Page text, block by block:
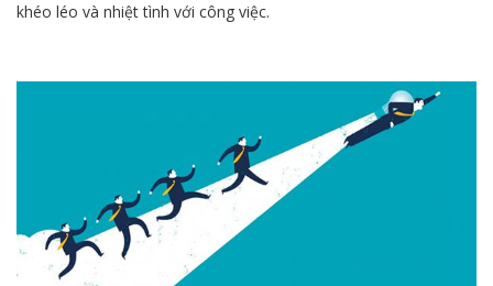
khéo léo và nhiệt tình với công việc.